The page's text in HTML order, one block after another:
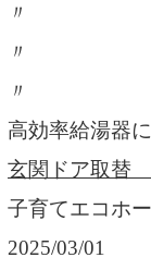
〃 入
〃 入口
〃 内
高効率
玄関ド
子育てエコホ
2025/03/01